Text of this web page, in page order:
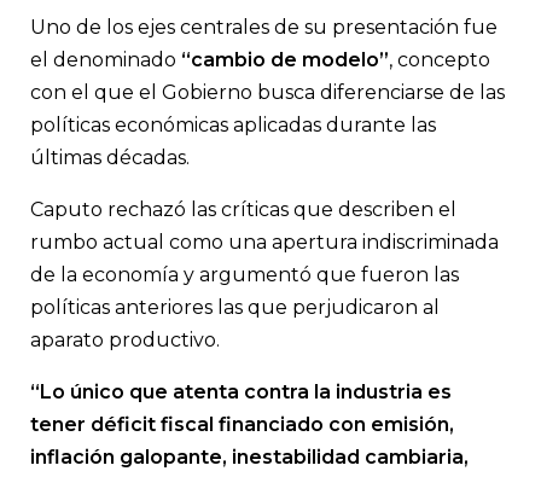
Uno de los ejes centrales de su presentación fue
el denominado “cambio de modelo”, concepto
con el que el Gobierno busca diferenciarse de las
políticas económicas aplicadas durante las
últimas décadas.
Caputo rechazó las críticas que describen el
rumbo actual como una apertura indiscriminada
de la economía y argumentó que fueron las
políticas anteriores las que perjudicaron al
aparato productivo.
“Lo único que atenta contra la industria es
tener déficit fiscal financiado con emisión,
inflación galopante, inestabilidad cambiaria,